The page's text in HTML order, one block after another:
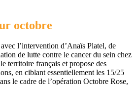
octobre
l’intervention d’Anaïs Platel, de
de lutte contre le cancer du sein chez
territoire français et propose des
en ciblant essentiellement les 15/25
le cadre de l’opération Octobre Rose,